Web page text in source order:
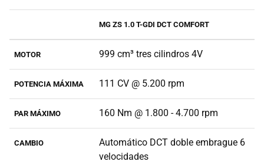
MG ZS 1.0 T-GDI DCT COMFORT
MOTOR 999 cm³ tres cilindros 4V
POTENCIA MÁXIMA 111 CV @ 5.200 rpm
PAR MÁXIMO 160 Nm @ 1.800 - 4.700 rpm
CAMBIO
Automático DCT doble embrague 6
velocidades